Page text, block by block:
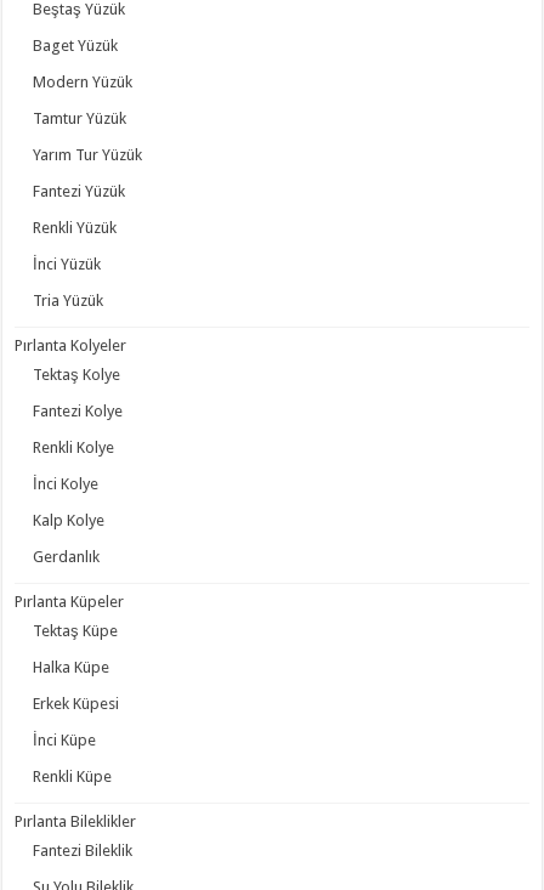
Beştaş Yüzük
Baget Yüzük
Modern Yüzük
Tamtur Yüzük
Yarım Tur Yüzük
Fantezi Yüzük
Renkli Yüzük
İnci Yüzük
Tria Yüzük
Pırlanta Kolyeler
Tektaş Kolye
Fantezi Kolye
Renkli Kolye
İnci Kolye
Kalp Kolye
Gerdanlık
Pırlanta Küpeler
Tektaş Küpe
Halka Küpe
Erkek Küpesi
İnci Küpe
Renkli Küpe
Pırlanta Bileklikler
Fantezi Bileklik